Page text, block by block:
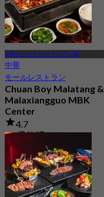
BTSナショナルスタジアム駅
中華
モールレストラン
Chuan Boy Malatang &
Malaxiangguo MBK
Center
4.7
15 予約済み
から
฿ 299.5